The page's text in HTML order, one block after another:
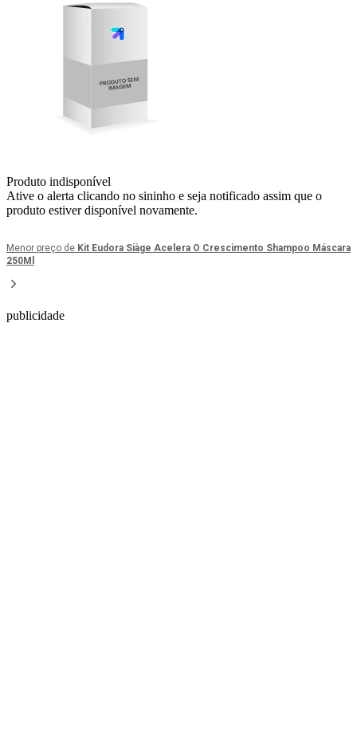
Produto indisponível
Ative o alerta clicando no sininho e seja notificado assim que o
produto estiver disponível novamente.
Menor preço de Kit Eudora Siàge Acelera O Crescimento Shampoo Máscara
250Ml
publicidade